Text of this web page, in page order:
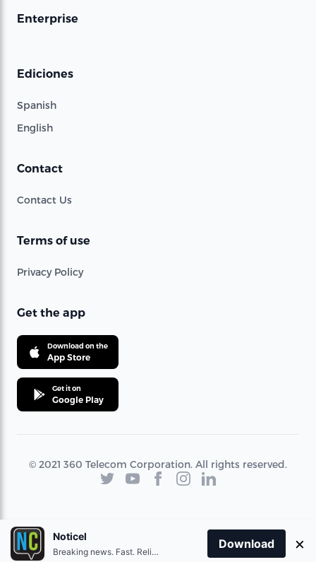
Enterprise
Ediciones
Spanish
English
Contact
Contact Us
Terms of use
Privacy Policy
Get the app
Download on the
App Store
Get it on
Google Play
© 2021 360 Telecom Corporation. All rights reserved.
Noticel
Breaking news. Fast. Reliable.
Download ×